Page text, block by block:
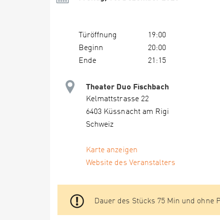
Türöffnung
19:00
Beginn
20:00
Ende
21:15
Theater Duo Fischbach
Kelmattstrasse 22
6403 Küssnacht am Rigi
Schweiz
Karte anzeigen
Website des Veranstalters
Dauer des Stücks 75 Min und ohne